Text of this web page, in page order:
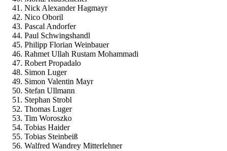
Nick Alexander Hagmayr
Nico Oboril
Pascal Andorfer
Paul Schwingshandl
Philipp Florian Weinbauer
Rahmet Ullah Rustam Mohammadi
Robert Propadalo
Simon Luger
Simon Valentin Mayr
Stefan Ullmann
Stephan Strobl
Thomas Luger
Tim Woroszko
Tobias Haider
Tobias Steinbeiß
Walfred Wandrey Mitterlehner